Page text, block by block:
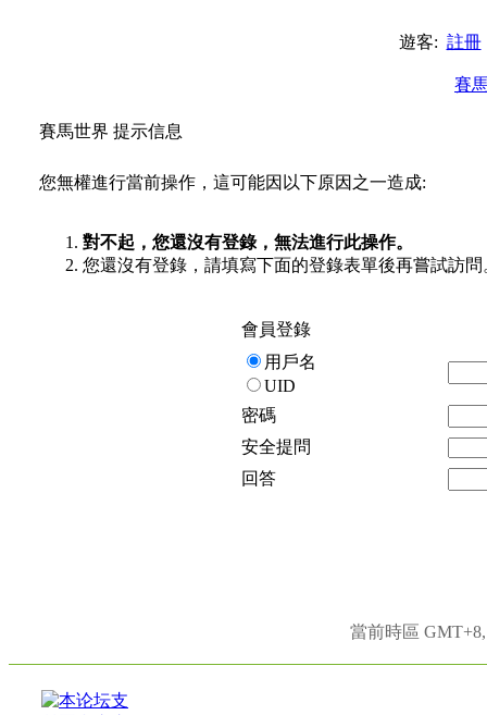
遊客: 註冊
賽
賽馬世界 提示信息
您無權進行當前操作，這可能因以下原因之一造成:
對不起，您還沒有登錄，無法進行此操作。
您還沒有登錄，請填寫下面的登錄表單後再嘗試訪問
會員登錄
用戶名
UID
密碼
安全提問
回答
當前時區